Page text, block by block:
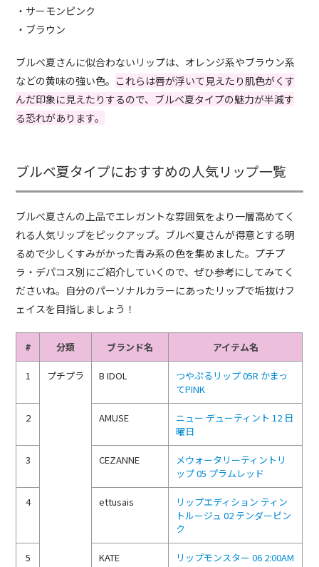
・サーモンピンク
・ブラウン
ブルベ夏さんに似合わないリップは、オレンジ系やブラウン系
などの黄味の強い色。 これらは唇が浮いて見えたり肌色がくす
んだ印象に見えたりするので、ブルベ夏タイプの魅力が半減す
る恐れがあります。
ブルベ夏タイプにおすすめの人気リップ一覧
ブルべ夏さんの上品でエレガントな雰囲気をより一層高めてく
れる人気リップをピックアップ。ブルべ夏さんが得意とする明
るめで少しくすみがかった青み系の色を集めました。プチプ
ラ・デパコス別にご紹介していくので、ぜひ参考にしてみてく
ださいね。自分のパーソナルカラーにあったリップで垢抜けフ
ェイスを目指しましょう！
# 分類 ブランド名 アイテム名
1 プチプラ B IDOL
つやぷるリップ 05R かまっ
てPINK
2 AMUSE
ニュー デューティント 12 日
曜日
3 CEZANNE
メウォータリーティントリ
ップ 05 プラムレッド
4 ettusais
リップエディション ティン
トルージュ 02 テンダーピン
ク
5 KATE リップモンスター 06 2:00AM